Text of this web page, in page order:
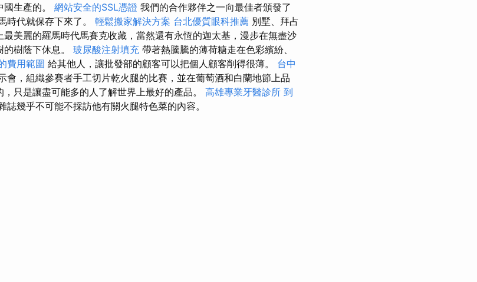
生產的。 網站安全的SSL憑證 我們的合作夥伴之一向最佳者頒發了
時代就保存下來了。 輕鬆搬家解決方案 台北優質眼科推薦 別墅、拜占
美麗的羅馬時代馬賽克收藏，當然還有永恆的迦太基，漫步在無盡沙
樹蔭下休息。 玻尿酸注射填充 帶著熱騰騰的薄荷糖走在色彩繽紛、
費用範圍 給其他人，讓批發部的顧客可以把個人顧客削得很薄。 台中
會，組織參賽者手工切片乾火腿的比賽，並在葡萄酒和白蘭地節上品
只是讓盡可能多的人了解世界上最好的產品。 高雄專業牙醫診所 到
誌幾乎不可能不採訪他有關火腿特色菜的內容。